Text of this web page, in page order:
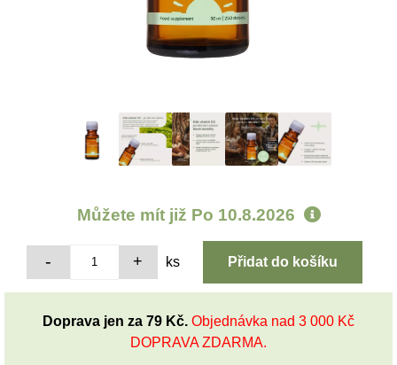
Můžete mít již Po 10.8.2026
ks
Doprava jen za 79 Kč. Objednávka nad 3 000 Kč
DOPRAVA ZDARMA.